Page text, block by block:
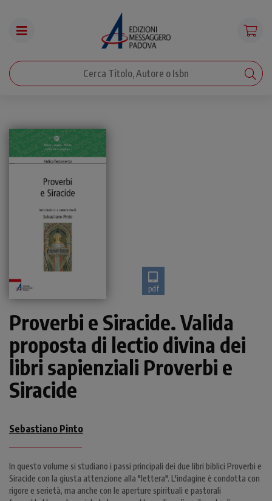
pdf
Proverbi e Siracide. Valida
proposta di lectio divina dei
libri sapienziali Proverbi e
Siracide
Sebastiano Pinto
In questo volume si studiano i passi principali dei due libri biblici Proverbi e
Siracide con la giusta attenzione alla "lettera". L'indagine è condotta con
rigore e serietà, ma anche con le aperture spirituali e pastorali